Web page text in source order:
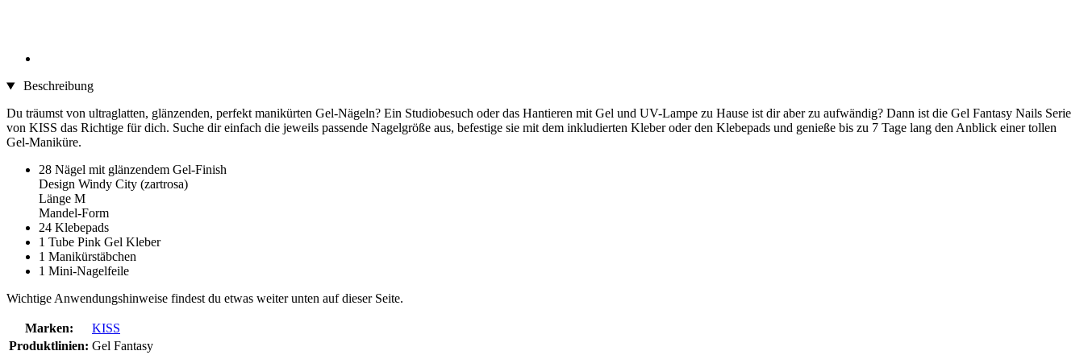
Beschreibung
Du träumst von ultraglatten, glänzenden, perfekt manikürten Gel-Nägeln? Ein Studiobesuch oder das Hantieren mit Gel und UV-Lampe zu Hause ist dir aber zu aufwändig? Dann ist die Gel Fantasy Nails Serie
von KISS das Richtige für dich. Suche dir einfach die jeweils passende Nagelgröße aus, befestige sie mit dem inkludierten Kleber oder den Klebepads und genieße bis zu 7 Tage lang den Anblick einer tollen
Gel-Maniküre.
28 Nägel mit glänzendem Gel-Finish
Design Windy City (zartrosa)
Länge M
Mandel-Form
24 Klebepads
1 Tube Pink Gel Kleber
1 Manikürstäbchen
1 Mini-Nagelfeile
Wichtige Anwendungshinweise findest du etwas weiter unten auf dieser Seite.
Marken:
KISS
Produktlinien: Gel Fantasy